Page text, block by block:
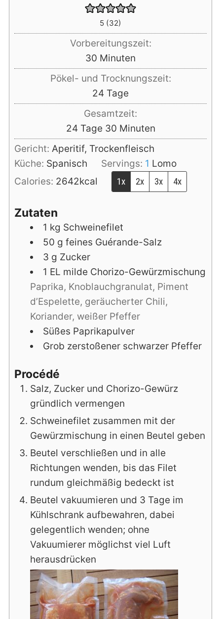
5 (32)
Vorbereitungszeit:
30 Minuten
Minuten
Pökel- und Trocknungszeit:
24 Tage
Tage
Gesamtzeit:
24Tage
Tage 30Minuten
Minuten
Gericht: Aperitif, Trockenfleisch
Küche: Spanisch Servings: 1 Lomo
Calories: 2642kcal 1x 2x 3x 4x
Zutaten
1 kg Schweinefilet
50 g feines Guérande-Salz
3 g Zucker
1 EL milde Chorizo-Gewürzmischung
Paprika, Knoblauchgranulat, Piment
d’Espelette, geräucherter Chili,
Koriander, weißer Pfeffer
Süßes Paprikapulver
Grob zerstoßener schwarzer Pfeffer
Procédé
Salz, Zucker und Chorizo-Gewürz
gründlich vermengen
Schweinefilet zusammen mit der
Gewürzmischung in einen Beutel geben
Beutel verschließen und in alle
Richtungen wenden, bis das Filet
rundum gleichmäßig bedeckt ist
Beutel vakuumieren und 3 Tage im
Kühlschrank aufbewahren, dabei
gelegentlich wenden; ohne
Vakuumierer möglichst viel Luft
herausdrücken